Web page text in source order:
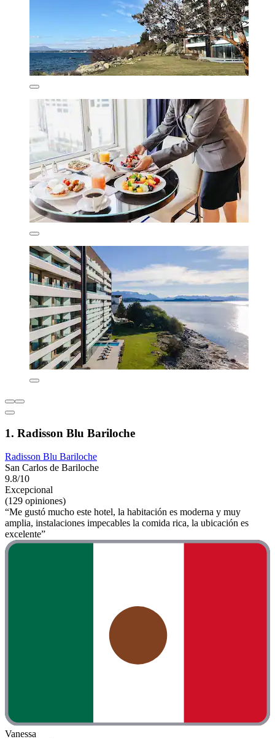
1. Radisson Blu Bariloche
Radisson Blu Bariloche
San Carlos de Bariloche
9.8/10
Excepcional
(129 opiniones)
“Me gustó mucho este hotel, la habitación es moderna y muy
amplia, instalaciones impecables la comida rica, la ubicación es
excelente”
Vanessa